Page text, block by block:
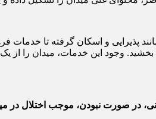
پذیرایی و اسکان گرفته تا
وجود این خدمات، میدان را از
در صورت نبودن، موجب اختلال در